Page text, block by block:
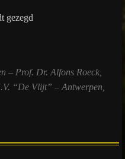
gezegd
– Prof. Dr. Alfons Roeck,
“De Vlijt” – Antwerpen,